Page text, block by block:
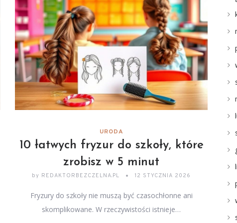
URODA
10 łatwych fryzur do szkoły, które
zrobisz w 5 minut
by REDAKTORBEZCZELNA.PL 12 STYCZNIA 2026
Fryzury do szkoły nie muszą być czasochłonne ani
skomplikowane. W rzeczywistości istnieje…